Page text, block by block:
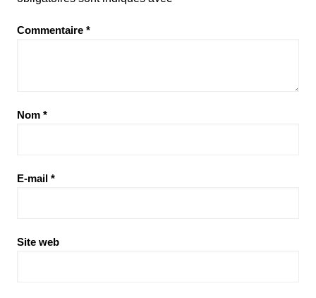
Commentaire *
Nom *
E-mail *
Site web